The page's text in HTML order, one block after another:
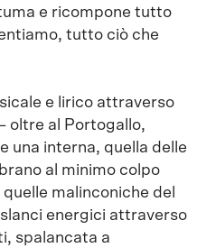
e ricompone tutto
tutto ciò che
e lirico attraverso
oltre al Portogallo,
una interna, quella delle
al minimo colpo
malinconiche del
energici attraverso
spalancata a